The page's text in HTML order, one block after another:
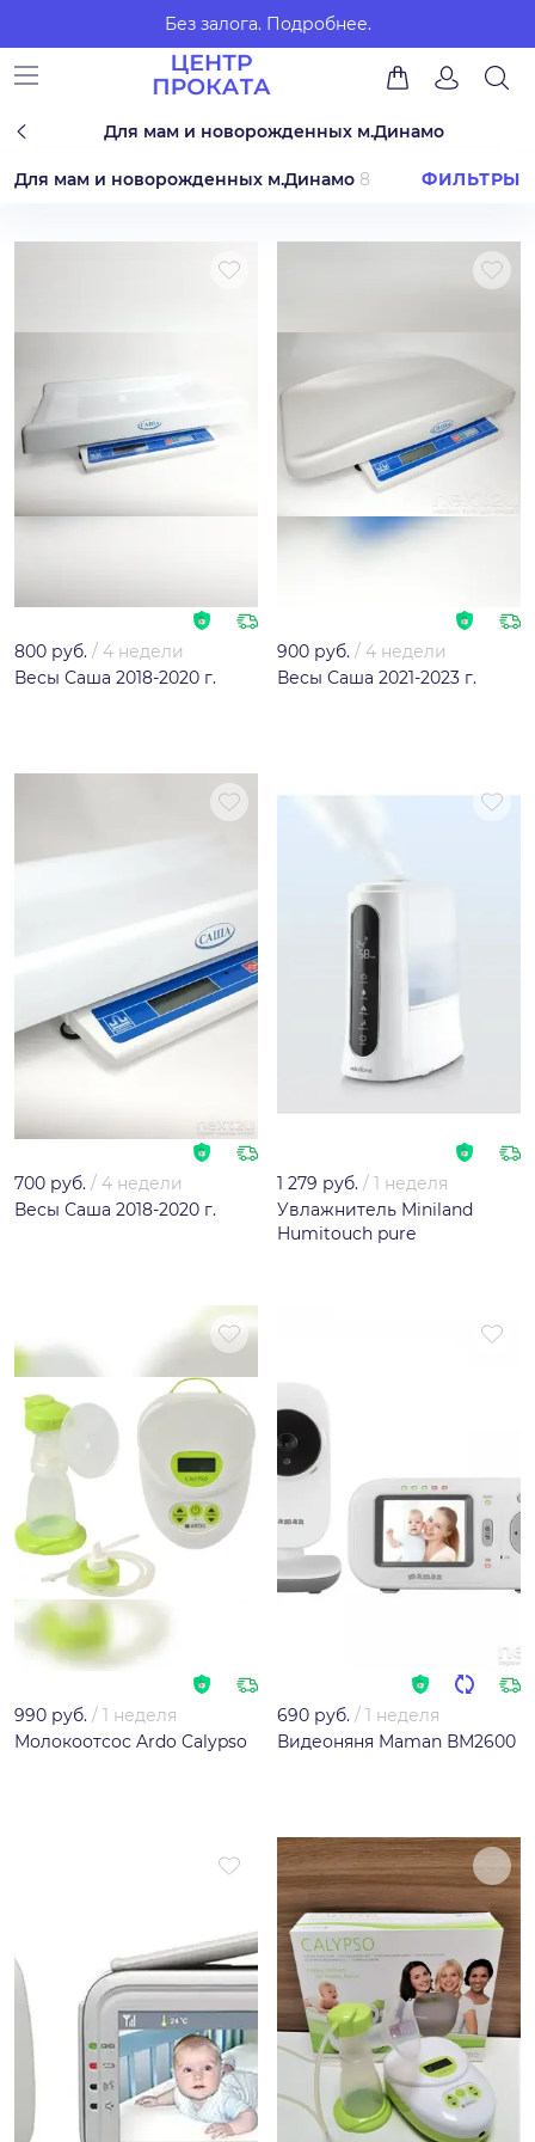
Без залога. Подробнее.
Для мам и новорожденных м.Динамо
Для мам и новорожденных м.Динамо 8 ФИЛЬТРЫ
800 руб. / 4 недели
Весы Саша 2018-2020 г.
900 руб. / 4 недели
Весы Саша 2021-2023 г.
700 руб. / 4 недели
Весы Саша 2018-2020 г.
1 279 руб. / 1 неделя
Увлажнитель Miniland
Humitouch pure
990 руб. / 1 неделя
Молокоотсос Ardo Calypso
690 руб. / 1 неделя
Видеоняня Maman ВМ2600